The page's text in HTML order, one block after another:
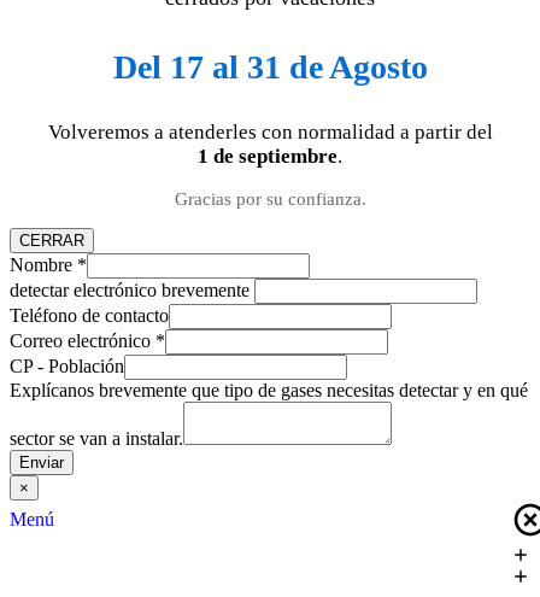
Del 17 al 31 de Agosto
Volveremos a atenderles con normalidad a partir del
1 de septiembre.
Gracias por su confianza.
CERRAR
Nombre *
detectar electrónico brevemente
Teléfono de contacto
Correo electrónico *
CP - Población
Explícanos brevemente que tipo de gases necesitas detectar y en qué
sector se van a instalar.
Enviar
×
Menú